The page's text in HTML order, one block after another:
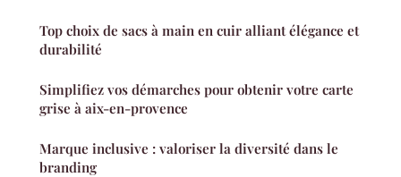
Top choix de sacs à main en cuir alliant élégance et
durabilité
Simplifiez vos démarches pour obtenir votre carte
grise à aix-en-provence
Marque inclusive : valoriser la diversité dans le
branding